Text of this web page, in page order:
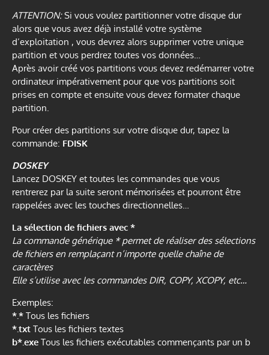
ATTENTION:Si vous voulez partitionner votre disque dur
alors que vous avez déjà installé votre système
d’exploitation , vous devrez alors supprimer votre unique
partition et vous perdrez toutes vos données…
Après avoir créé vos partitions vous devez redémarrer votre
ordinateur impérativement pour que vos partitions soit
prises en compte et ensuite vous devez formater chaque
partition.
Pour créer des partitions sur votre disque dur, tapez la
commande: FDISK
DOSKEY
Lancez DOSKEY et toutes les commandes que vous
rentrerez par la suite seront mémorisées et pourront être
rappelées avec les touches directionnelles…
La sélection de fichiers avec *
La commande générique * permet de réaliser des sélections
de fichiers en remplaçant n’importe quelle chaîne de
caractères
Elle s’utilise avec les commandes DIR, COPY, XCOPY, etc…
Exemples:
*.* Tous les fichiers
*.txt Tous les fichiers textes
b*.exe Tous les fichiers exécutables commençants par un b